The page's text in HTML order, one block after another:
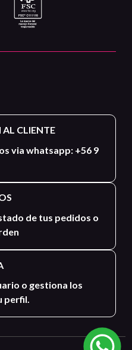
CLIENTE
via whatsapp: +56 9
de tus pedidos o
o gestiona los
perfil.